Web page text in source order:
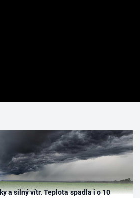
a silný vítr. Teplota spadla i o 10